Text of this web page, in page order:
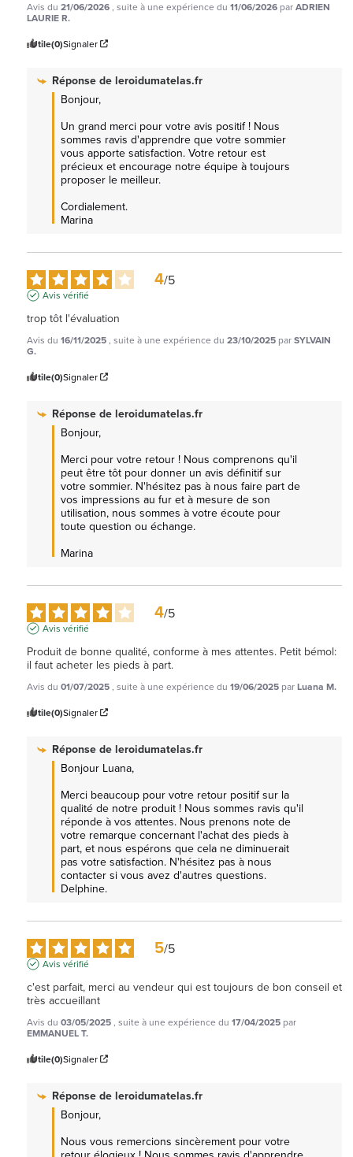
Avis du 21/06/2026, suite à une expérience du 11/06/2026 parADRIEN
LAURIE R.
Utile(0)Signaler
Réponse deleroidumatelas.fr
Bonjour,
Un grand merci pour votre avis positif ! Nous
sommes ravis d'apprendre que votre sommier
vous apporte satisfaction. Votre retour est
précieux et encourage notre équipe à toujours
proposer le meilleur.
Cordialement.
Marina
4/5
Avis vérifié
trop tôt l'évaluation
Avis du 16/11/2025, suite à une expérience du 23/10/2025 parSYLVAIN
G.
Utile(0)Signaler
Réponse deleroidumatelas.fr
Bonjour,
Merci pour votre retour ! Nous comprenons qu'il
peut être tôt pour donner un avis définitif sur
votre sommier. N'hésitez pas à nous faire part de
vos impressions au fur et à mesure de son
utilisation, nous sommes à votre écoute pour
toute question ou échange.
Marina
4/5
Avis vérifié
Produit de bonne qualité, conforme à mes attentes. Petit bémol:
il faut acheter les pieds à part.
Avis du 01/07/2025, suite à une expérience du 19/06/2025 parLuana M.
Utile(0)Signaler
Réponse deleroidumatelas.fr
Bonjour Luana,
Merci beaucoup pour votre retour positif sur la
qualité de notre produit ! Nous sommes ravis qu'il
réponde à vos attentes. Nous prenons note de
votre remarque concernant l'achat des pieds à
part, et nous espérons que cela ne diminuerait
pas votre satisfaction. N'hésitez pas à nous
contacter si vous avez d'autres questions.
Delphine.
5/5
Avis vérifié
c'est parfait, merci au vendeur qui est toujours de bon conseil et
très accueillant
Avis du 03/05/2025, suite à une expérience du 17/04/2025 par
EMMANUEL T.
Utile(0)Signaler
Réponse deleroidumatelas.fr
Bonjour,
Nous vous remercions sincèrement pour votre